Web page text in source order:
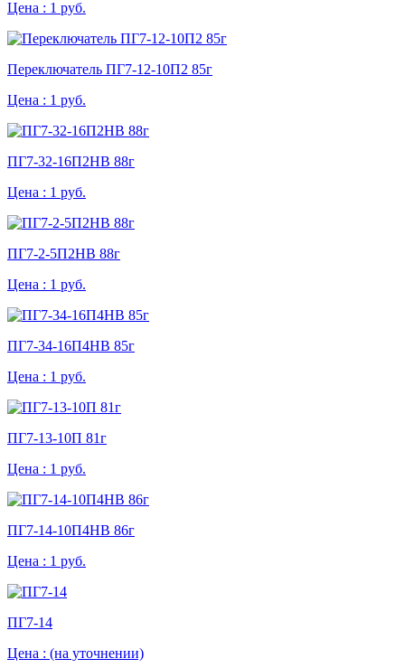
Цена : 1 руб.
Переключатель ПГ7-12-10П2 85г
Цена : 1 руб.
ПГ7-32-16П2НВ 88г
Цена : 1 руб.
ПГ7-2-5П2НВ 88г
Цена : 1 руб.
ПГ7-34-16П4НВ 85г
Цена : 1 руб.
ПГ7-13-10П 81г
Цена : 1 руб.
ПГ7-14-10П4НВ 86г
Цена : 1 руб.
ПГ7-14
Цена : (на уточнении)